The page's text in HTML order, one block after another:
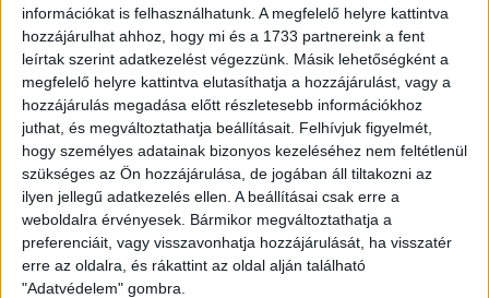
információkat is felhasználhatunk. A megfelelő helyre kattintva
hozzájárulhat ahhoz, hogy mi és a 1733 partnereink a fent
leírtak szerint adatkezelést végezzünk. Másik lehetőségként a
megfelelő helyre kattintva elutasíthatja a hozzájárulást, vagy a
hozzájárulás megadása előtt részletesebb információkhoz
juthat, és megváltoztathatja beállításait. Felhívjuk figyelmét,
hogy személyes adatainak bizonyos kezeléséhez nem feltétlenül
szükséges az Ön hozzájárulása, de jogában áll tiltakozni az
ilyen jellegű adatkezelés ellen. A beállításai csak erre a
weboldalra érvényesek. Bármikor megváltoztathatja a
preferenciáit, vagy visszavonhatja hozzájárulását, ha visszatér
erre az oldalra, és rákattint az oldal alján található
"Adatvédelem" gombra.
Megnézem ( 34:34 )
Letöltöm ( 32 MB .MP3)
vállalkozás? Tudd meg dr. Aradi Csaba
podcastjéből!
Megnézem ( 20:29 )
Letöltöm ( 19 MB .MP3)